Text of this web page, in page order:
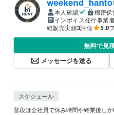
weekend_hanto
本人確認
機密
インボイス発行事業
総販売実績3評価 5.0
無料で見
メッセージを送る
スケジュール
普段は会社員で休み時間や終業後しか